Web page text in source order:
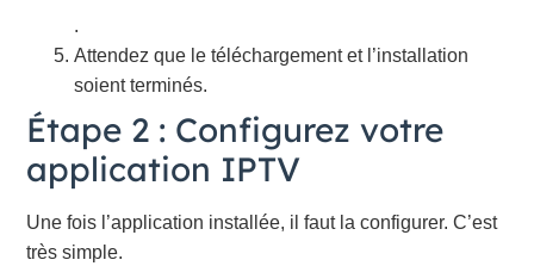
.
Attendez que le téléchargement et l’installation
soient terminés.
Étape 2 : Configurez votre
application IPTV
Une fois l’application installée, il faut la configurer. C’est
très simple.